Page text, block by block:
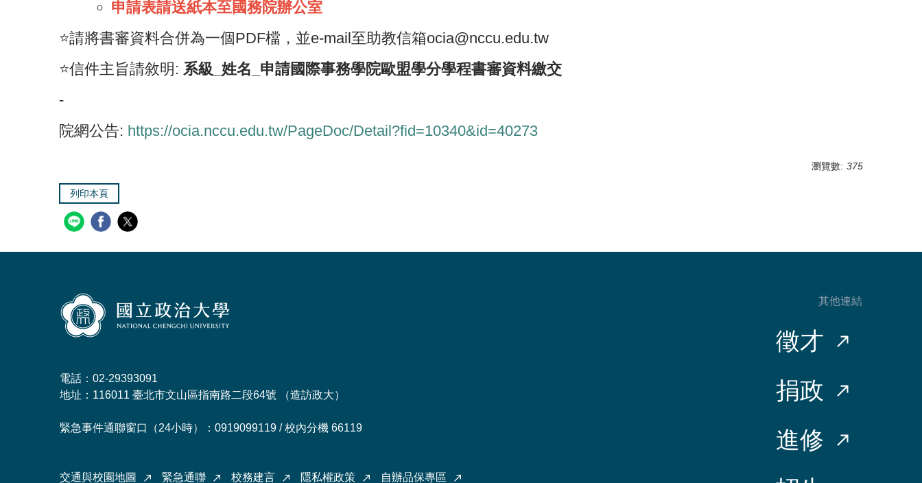
申請表請送紙本至國務院辦公室
⭐️請將書審資料合併為一個PDF檔，並e-mail至助教信箱ocia@nccu.edu.tw
⭐️信件主旨請敘明: 系級_姓名_申請國際事務學院歐盟學分學程書審資料繳交
-
院網公告: https://ocia.nccu.edu.tw/PageDoc/Detail?fid=10340&id=40273
瀏覽數: 375
列印本頁
電話：02-29393091
地址：116011 臺北市文山區指南路二段64號 （造訪政大）
緊急事件通聯窗口（24小時）：0919099119 / 校內分機 66119
交通與校園地圖 緊急通聯 校務建言 隱私權政策 自辦品保專區
其他連結
徵才
捐政
進修